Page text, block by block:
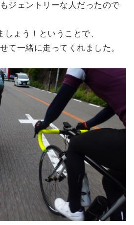
ジェントリーな人だったので
ょう！ということで、
て一緒に走ってくれました。